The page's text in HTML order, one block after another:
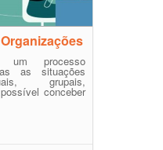
processo
as situações
grupais,
conceber